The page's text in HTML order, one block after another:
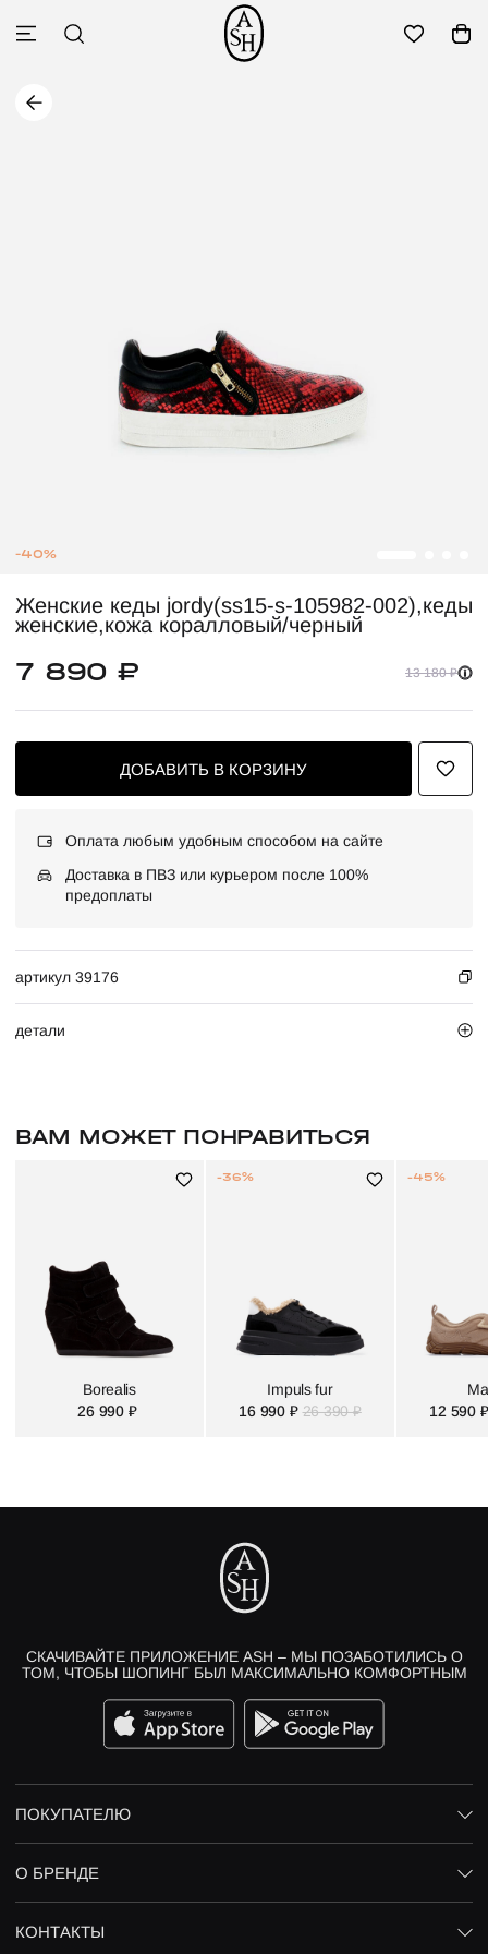
-40%
Женские кеды jordy(ss15-s-105982-002),кеды
женские,кожа коралловый/черный
7 890 ₽ 13 180 ₽
ДОБАВИТЬ В КОРЗИНУ
Оплата любым удобным способом на сайте
Доставка в ПВЗ или курьером после 100%
предоплаты
артикул 39176
детали
ВАМ МОЖЕТ ПОНРАВИТЬСЯ
Borealis
26 990 ₽
Impuls fur
16 990 ₽ 26 390 ₽
-36%
12 590 ₽
-45%
СКАЧИВАЙТЕ ПРИЛОЖЕНИЕ ASH – МЫ ПОЗАБОТИЛИСЬ О
ТОМ, ЧТОБЫ ШОПИНГ БЫЛ МАКСИМАЛЬНО КОМФОРТНЫМ
ПОКУПАТЕЛЮ
О БРЕНДЕ
КОНТАКТЫ